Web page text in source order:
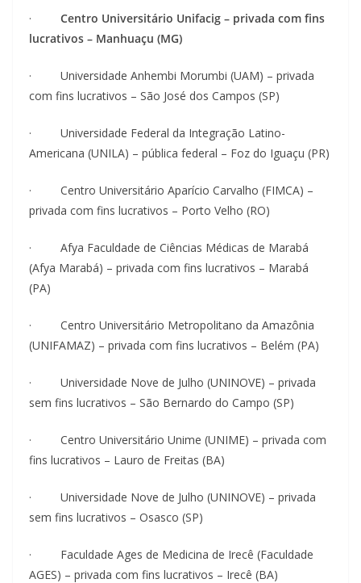
· Centro Universitário Unifacig – privada com fins
lucrativos – Manhuaçu (MG)
· Universidade Anhembi Morumbi (UAM) – privada
com fins lucrativos – São José dos Campos (SP)
· Universidade Federal da Integração Latino-
Americana (UNILA) – pública federal – Foz do Iguaçu (PR)
· Centro Universitário Aparício Carvalho (FIMCA) –
privada com fins lucrativos – Porto Velho (RO)
· Afya Faculdade de Ciências Médicas de Marabá
(Afya Marabá) – privada com fins lucrativos – Marabá
(PA)
· Centro Universitário Metropolitano da Amazônia
(UNIFAMAZ) – privada com fins lucrativos – Belém (PA)
· Universidade Nove de Julho (UNINOVE) – privada
sem fins lucrativos – São Bernardo do Campo (SP)
· Centro Universitário Unime (UNIME) – privada com
fins lucrativos – Lauro de Freitas (BA)
· Universidade Nove de Julho (UNINOVE) – privada
sem fins lucrativos – Osasco (SP)
· Faculdade Ages de Medicina de Irecê (Faculdade
AGES) – privada com fins lucrativos – Irecê (BA)